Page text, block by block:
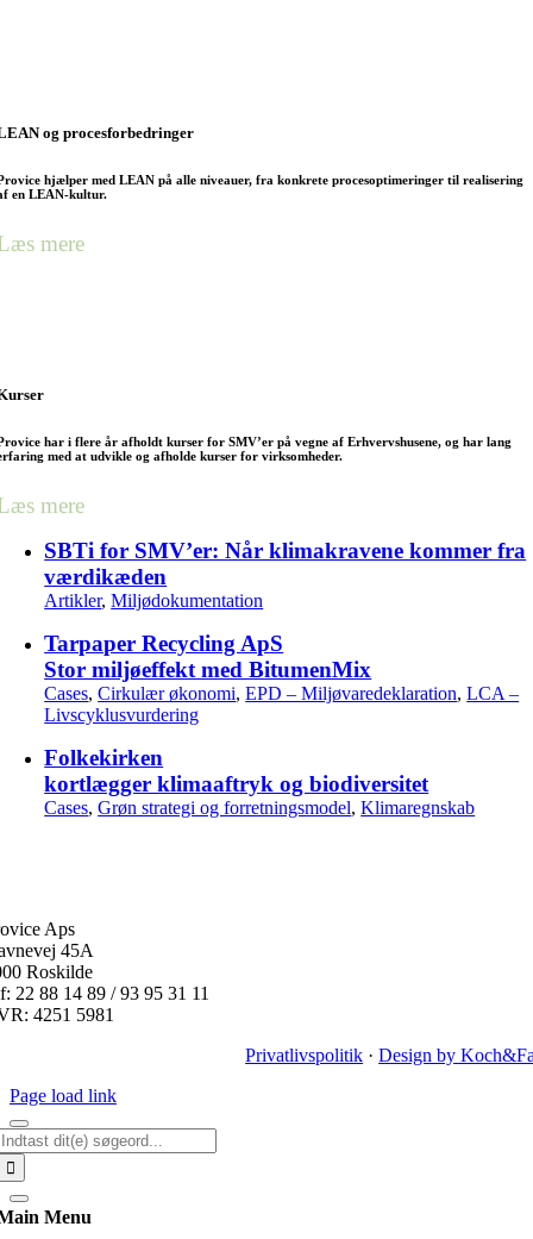
og procesforbedringer
hjælper med LEAN på alle niveauer, fra konkrete procesoptimeringer til realisering
en LEAN-kultur.
mere
har i flere år afholdt kurser for SMV’er på vegne af Erhvervshusene, og har lang
med at udvikle og afholde kurser for virksomheder.
mere
SBTi for SMV’er: Når klimakravene kommer fra
værdikæden
Artikler,Miljødokumentation
Tarpaper Recycling ApS
Stor miljøeffekt med BitumenMix
Cases,Cirkulær økonomi,EPD – Miljøvaredeklaration,LCA –
Livscyklusvurdering
Folkekirken
kortlægger klimaaftryk og biodiversitet
Cases,Grøn strategi og forretningsmodel,Klimaregnskab
Aps
45A
Roskilde
22 88 14 89 / 93 95 31 11
4251 5981
Privatlivspolitik ·Design by
Page load link
Menu